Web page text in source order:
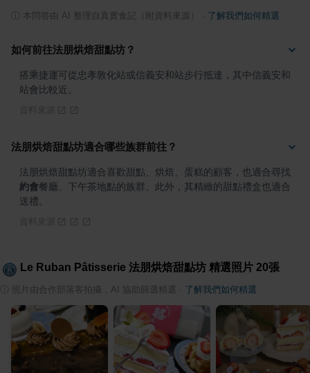
本問答由 AI 整理自真實食記（附資料來源） 了解我們如何精選
如何前往法朋烘焙甜點坊？
搭乘捷運可從忠孝敦化站或信義安和站步行抵達，其中信義安和
站會比較近。
法朋烘焙甜點坊適合哪些族群前往？
法朋烘焙甜點坊適合喜歡甜點、烘焙、蛋糕的顧客，也適合尋找
約會餐廳、下午茶地點的族群。此外，其精緻的甜點禮盒也適合
送禮。
Le Ruban Pâtisserie 法朋烘焙甜點坊 精選照片 20張
照片由合作部落客拍攝，AI 協助篩選精選 了解我們如何精選